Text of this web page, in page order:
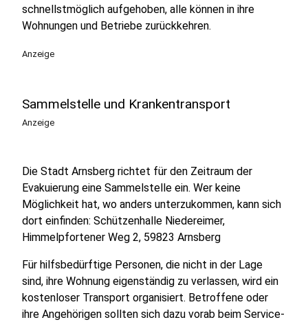
schnellstmöglich aufgehoben, alle können in ihre
Wohnungen und Betriebe zurückkehren.
Anzeige
Sammelstelle und Krankentransport
Anzeige
Die Stadt Arnsberg richtet für den Zeitraum der
Evakuierung eine Sammelstelle ein. Wer keine
Möglichkeit hat, wo anders unterzukommen, kann sich
dort einfinden: Schützenhalle Niedereimer,
Himmelpfortener Weg 2, 59823 Arnsberg
Für hilfsbedürftige Personen, die nicht in der Lage
sind, ihre Wohnung eigenständig zu verlassen, wird ein
kostenloser Transport organisiert. Betroffene oder
ihre Angehörigen sollten sich dazu vorab beim Service-